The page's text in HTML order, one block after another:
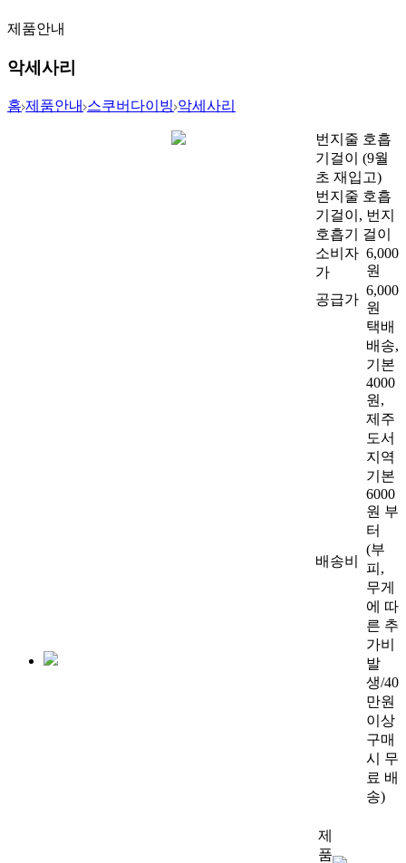
제품안내
악세사리
홈 제품안내 스쿠버다이빙 악세사리
번지줄 호흡
기걸이 (9월
초 재입고)
번지줄 호흡
기걸이, 번지
호흡기 걸이
소비자
가
6,000
원
공급가
6,000
원
배송비
택배
배송,
기본
4000
원,
제주
도서
지역
기본
6000
원 부
터
(부
피,
무게
에 따
른 추
가비
발
생/40
만원
이상
구매
시 무
료 배
송)
제
품